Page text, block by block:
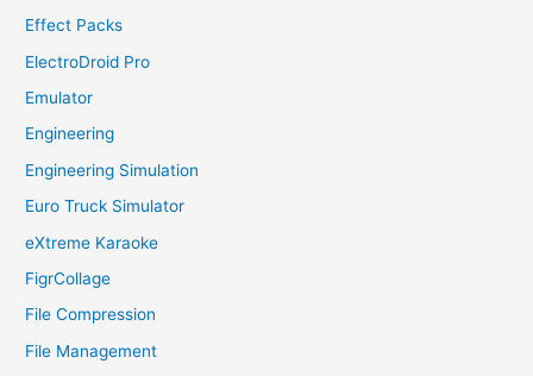
Effect Packs
ElectroDroid Pro
Emulator
Engineering
Engineering Simulation
Euro Truck Simulator
eXtreme Karaoke
FigrCollage
File Compression
File Management